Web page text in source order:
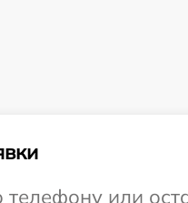
или